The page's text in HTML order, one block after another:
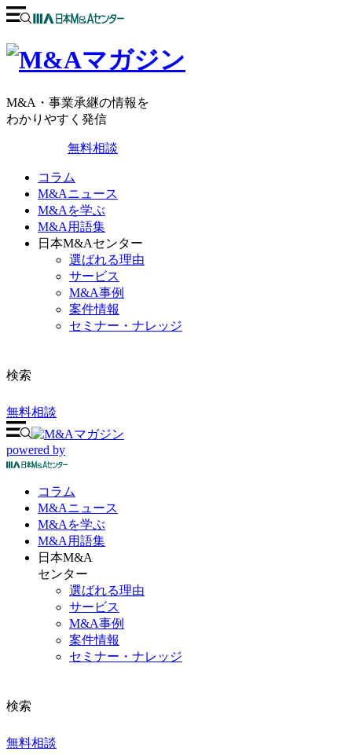
M&A・事業承継の情報を
わかりやすく発信
無料相談
コラム
M&Aニュース
M&Aを学ぶ
M&A用語集
日本M&Aセンター
選ばれる理由
サービス
M&A事例
案件情報
セミナー・ナレッジ
検索
無料相談
powered by
コラム
M&Aニュース
M&Aを学ぶ
M&A 用語集
日本M&A
センター
選ばれる理由
サービス
M&A事例
案件情報
セミナー・ナレッジ
検索
無料相談